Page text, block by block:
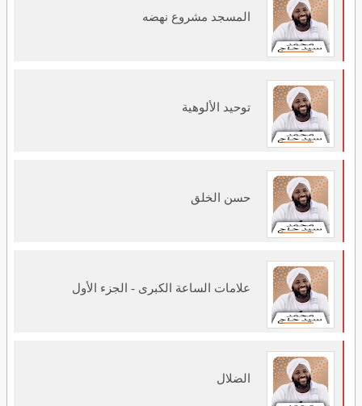
المسجد مشروع نهضه
توحيد الألوهية
حسن الخلق
علامات الساعة الكبرى - الجزء الأول
الضلال